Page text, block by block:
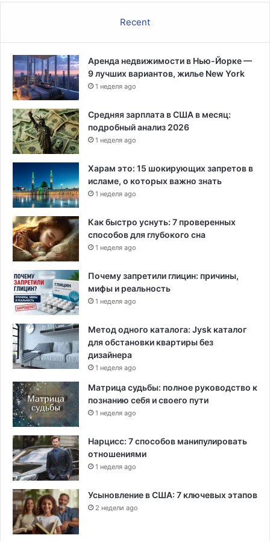
Recent
Аренда недвижимости в Нью-Йорке —
9 лучших вариантов, жилье New York
1 неделя ago
Средняя зарплата в США в месяц:
подробный анализ 2026
1 неделя ago
Харам это: 15 шокирующих запретов в
исламе, о которых важно знать
1 неделя ago
Как быстро уснуть: 7 проверенных
способов для глубокого сна
1 неделя ago
Почему запретили глицин: причины,
мифы и реальность
1 неделя ago
Метод одного каталога: Jysk каталог
для обстановки квартиры без
дизайнера
1 неделя ago
Матрица судьбы: полное руководство к
познанию себя и своего пути
1 неделя ago
Нарцисс: 7 способов манипулировать
отношениями
1 неделя ago
Усыновление в США: 7 ключевых этапов
2 недели ago